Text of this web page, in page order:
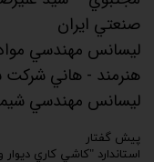
صنعتي ايران
ليسانس مهندسي
هنرمند - هاني
ليسانس مهندسي
پيش گفتار